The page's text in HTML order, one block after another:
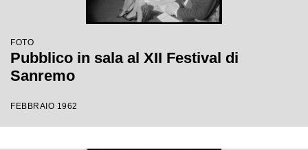
FOTO
Pubblico in sala al XII Festival di
Sanremo
FEBBRAIO 1962